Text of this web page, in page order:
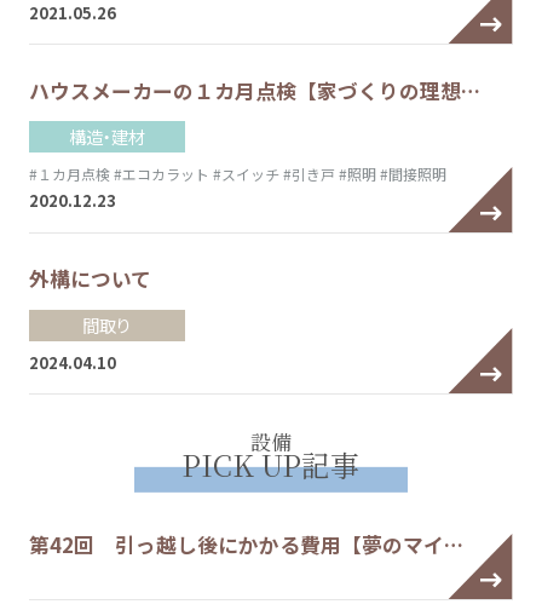
2021.05.26
ハウスメーカーの１カ月点検【家づくりの理想…
構造・建材
#１カ月点検#エコカラット #スイッチ#引き戸 #照明#間接照明
2020.12.23
外構について
間取り
2024.04.10
設備
PICK UP記事
第42回 引っ越し後にかかる費用【夢のマイ…